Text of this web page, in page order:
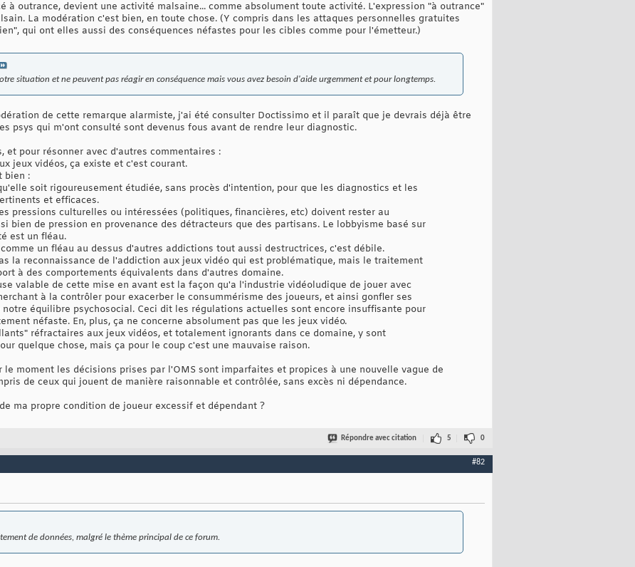
à outrance, devient une activité malsaine... comme absolument toute activité. L'expression "à outrance"
La modération c'est bien, en toute chose. (Y compris dans les attaques personnelles gratuites
qui ont elles aussi des conséquences néfastes pour les cibles comme pour l'émetteur.)
situation et ne peuvent pas réagir en conséquence mais vous avez besoin d'aide urgemment et pour longtemps.
de cette remarque alarmiste, j'ai été consulter Doctissimo et il paraît que je devrais déjà être
psys qui m'ont consulté sont devenus fous avant de rendre leur diagnostic.
et pour résonner avec d'autres commentaires :
jeux vidéos, ça existe et c'est courant.
bien :
soit rigoureusement étudiée, sans procès d'intention, pour que les diagnostics et les
et efficaces.
pressions culturelles ou intéressées (politiques, financières, etc) doivent rester au
bien de pression en provenance des détracteurs que des partisans. Le lobbyisme basé sur
est un fléau.
un fléau au dessus d'autres addictions tout aussi destructrices, c'est débile.
la reconnaissance de l'addiction aux jeux vidéo qui est problématique, mais le traitement
à des comportements équivalents dans d'autres domaine.
valable de cette mise en avant est la façon qu'a l'industrie vidéoludique de jouer avec
à la contrôler pour exacerber le consummérisme des joueurs, et ainsi gonfler ses
notre équilibre psychosocial. Ceci dit les régulations actuelles sont encore insuffisante pour
néfaste. En, plus, ça ne concerne absolument pas que les jeux vidéo.
réfractaires aux jeux vidéos, et totalement ignorants dans ce domaine, y sont
quelque chose, mais ça pour le coup c'est une mauvaise raison.
le moment les décisions prises par l'OMS sont imparfaites et propices à une nouvelle vague de
de ceux qui jouent de manière raisonnable et contrôlée, sans excès ni dépendance.
ma propre condition de joueur excessif et dépendant ?
Répondre avec citation 5 0
#82
de données, malgré le thème principal de ce forum.